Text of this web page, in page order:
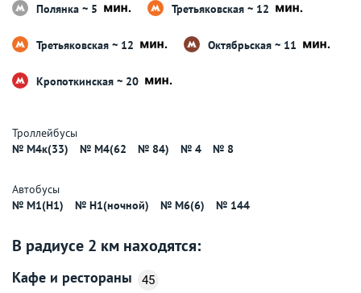
Полянка ~ 5
Третьяковская ~ 12
Третьяковская ~ 12 Октябрьская ~ 11
Кропоткинская ~ 20
Троллейбусы
№ М4к(33)
№ M4(62 № 84) № 4 № 8
Автобусы
№ M1(H1)
№ H1(ночной) № M6(6) № 144
В радиусе 2 км находятся:
Кафе и рестораны 45